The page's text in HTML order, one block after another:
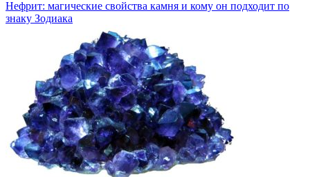
Нефрит: магические свойства камня и кому он подходит по
знаку Зодиака